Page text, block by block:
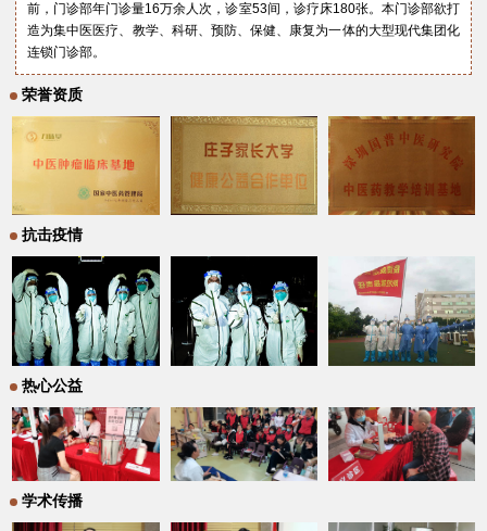
前，门诊部年门诊量16万余人次，诊室53间，诊疗床180张。本门诊部欲打
造为集中医医疗、教学、科研、预防、保健、康复为一体的大型现代集团化
连锁门诊部。
荣誉资质
抗击疫情
热心公益
学术传播